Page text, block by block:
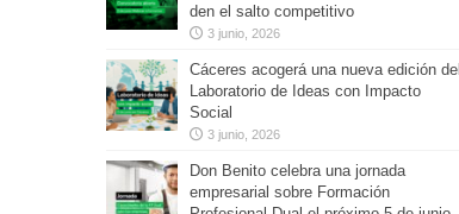
den el salto competitivo
3 junio, 2026
Cáceres acogerá una nueva edición del
Laboratorio de Ideas con Impacto
Social
3 junio, 2026
Don Benito celebra una jornada
empresarial sobre Formación